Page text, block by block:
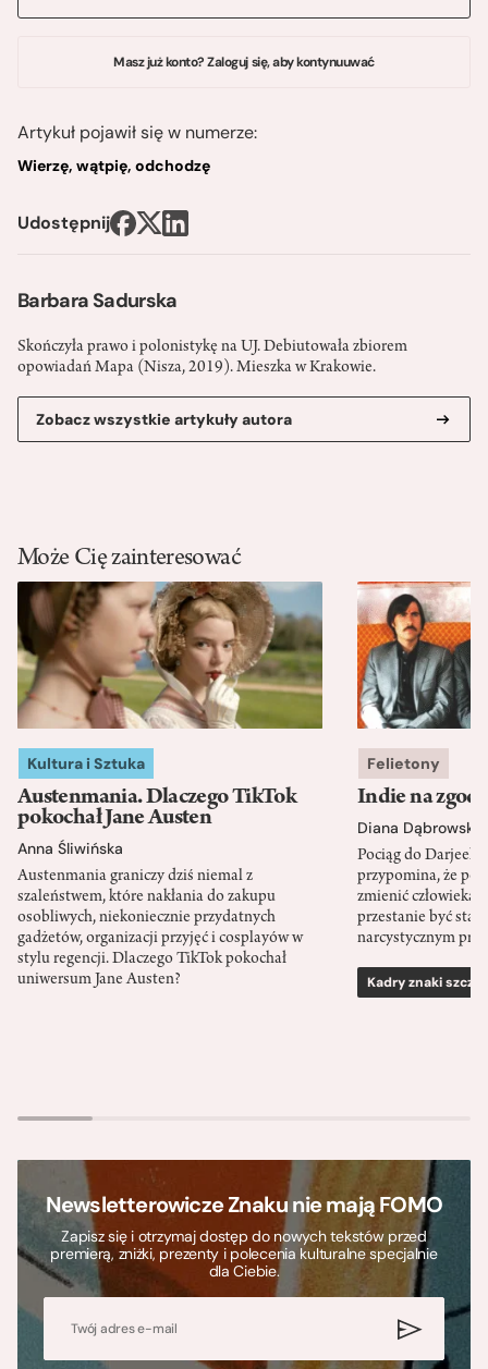
Barbara Sadurska
Skończyła prawo i polonistykę na UJ. Debiutowała zbiorem
opowiadań Mapa (Nisza, 2019). Mieszka w Krakowie.
Zobacz wszystkie artykuły autora
Masz już konto? Zaloguj się, aby kontynuuwać
Artykuł pojawił się w numerze:
Wierzę, wątpię, odchodzę
Udostępnij
Może Cię zainteresować
Kultura i Sztuka
Austenmania. Dlaczego TikTok
pokochał Jane Austen
Anna Śliwińska
Austenmania graniczy dziś niemal z
szaleństwem, które nakłania do zakupu
osobliwych, niekoniecznie przydatnych
gadżetów, organizacji przyjęć i cosplayów w
stylu regencji. Dlaczego TikTok pokochał
uniwersum Jane Austen?
Felietony
Indie na
Diana Dąbrowska
Pociąg do
przypomina, że
zmienić człowieka
przestanie być
narcystycznym
Kadry znaki
Newsletterowicze Znaku nie mają FOMO
Zapisz się i otrzymaj dostęp do nowych tekstów przed
premierą, zniżki, prezenty i polecenia kulturalne specjalnie
dla Ciebie.